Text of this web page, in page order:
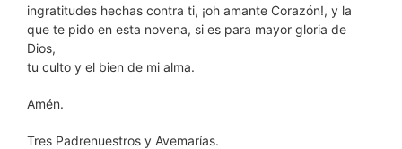
ingratitudes hechas contra ti, ¡oh amante Corazón!, y la
que te pido en esta novena, si es para mayor gloria de
Dios,
tu culto y el bien de mi alma.
Amén.
Tres Padrenuestros y Avemarías.